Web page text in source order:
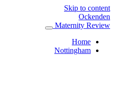
Skip to content
Ockenden
Maternity Review
Home
Nottingham